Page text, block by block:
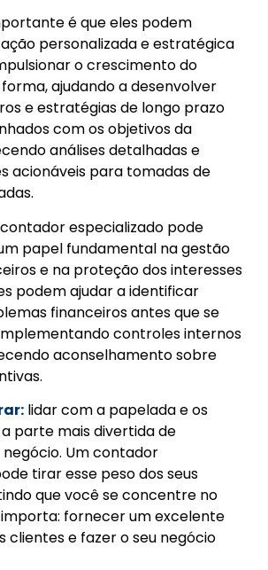
é que eles podem
personalizada e estratégica
o crescimento do
ajudando a desenvolver
e estratégias de longo prazo
com os objetivos da
análises detalhadas e
acionáveis para tomadas de
especializado pode
papel fundamental na gestão
e na proteção dos interesses
podem ajudar a identificar
financeiros antes que se
controles internos
aconselhamento sobre
lidar com a papelada e os
parte mais divertida de
Um contador
tirar esse peso dos seus
que você se concentre no
fornecer um excelente
clientes e fazer o seu negócio